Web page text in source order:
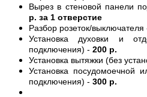
Вырез в стеновой панели
р. за 1 отверстие
Разбор розеток/выключателя
Установка духовки и
подключения) - 200 р.
Установка вытяжки (без
Установка посудомоечной
подключения) - 300 р.